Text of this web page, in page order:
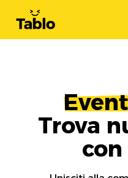
Trova